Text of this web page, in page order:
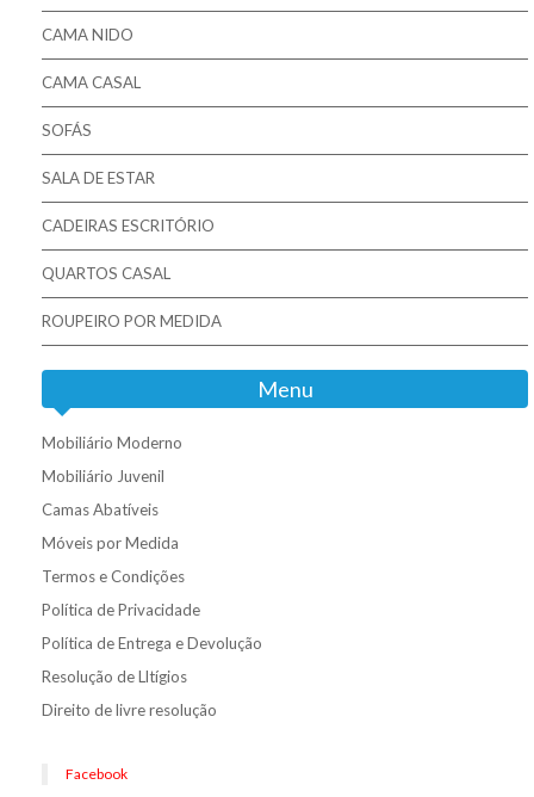
CAMA NIDO
CAMA CASAL
SOFÁS
SALA DE ESTAR
CADEIRAS ESCRITÓRIO
QUARTOS CASAL
ROUPEIRO POR MEDIDA
Menu
Mobiliário Moderno
Mobiliário Juvenil
Camas Abatíveis
Móveis por Medida
Termos e Condições
Política de Privacidade
Política de Entrega e Devolução
Resolução de Lltígios
Direito de livre resolução
Facebook